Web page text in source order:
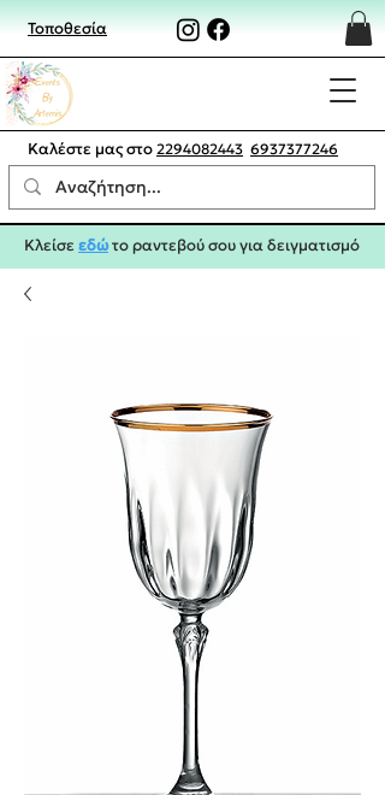
Τοποθεσία
Καλέστε μας στο 2294082443 6937377246
Κλείσεεδώτο ραντεβού σου για δειγματισμό